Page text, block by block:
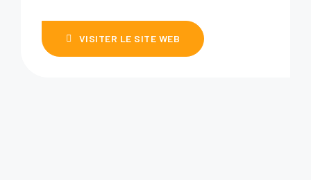
VISITER LE SITE WEB